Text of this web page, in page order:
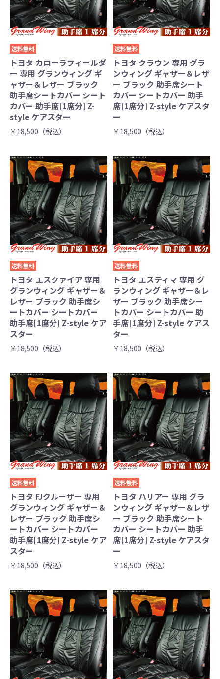
送料無料
トヨタ カローラフィールダ
ー 専用 グランウィング ギ
ャザー＆レザー ブラック
助手席シートカバー シート
カバー 助手席[1席分] Z-
style ケアスター
￥18,500（税込）
送料無料
トヨタ クラウン 専用 グラ
ンウィング ギャザー＆レザ
ー ブラック 助手席シート
カバー シートカバー 助手
席[1席分] Z-style ケアスタ
ー
￥18,500（税込）
送料無料
トヨタ エスクァイア 専用
グランウィング ギャザー＆
レザー ブラック 助手席シ
ートカバー シートカバー
助手席[1席分] Z-style ケア
スター
￥18,500（税込）
送料無料
トヨタ エスティマ 専用 グ
ランウィング ギャザー＆レ
ザー ブラック 助手席シー
トカバー シートカバー 助
手席[1席分] Z-style ケアス
ター
￥18,500（税込）
送料無料
トヨタ FJクルーザー 専用
グランウィング ギャザー＆
レザー ブラック 助手席シ
ートカバー シートカバー
助手席[1席分] Z-style ケア
スター
￥18,500（税込）
送料無料
トヨタ ハリアー 専用 グラ
ンウィング ギャザー＆レザ
ー ブラック 助手席シート
カバー シートカバー 助手
席[1席分] Z-style ケアスタ
ー
￥18,500（税込）